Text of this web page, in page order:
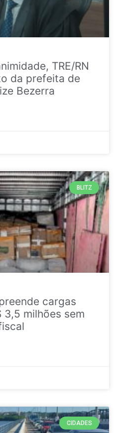
TRE/RN
da prefeita de
Bezerra
BLITZ
cargas
3,5 milhões sem
CIDADES